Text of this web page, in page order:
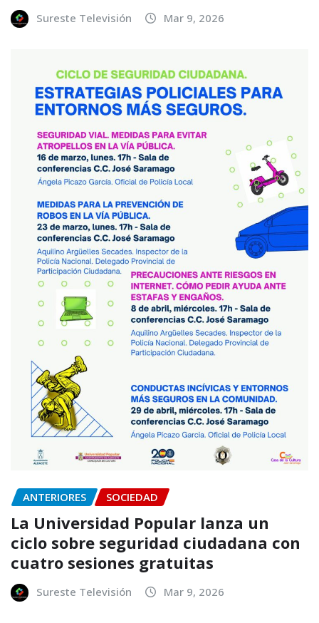
Sureste Televisión Mar 9, 2026
ANTERIORES SOCIEDAD
La Universidad Popular lanza un
ciclo sobre seguridad ciudadana con
cuatro sesiones gratuitas
Sureste Televisión Mar 9, 2026